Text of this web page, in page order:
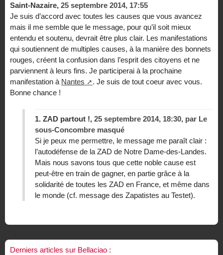
Saint-Nazaire, 25 septembre 2014, 17:55
Je suis d’accord avec toutes les causes que vous avancez
mais il me semble que le message, pour qu’il soit mieux
entendu et soutenu, devrait être plus clair. Les manifestations
qui soutiennent de multiples causes, à la manière des bonnets
rouges, créent la confusion dans l’esprit des citoyens et ne
parviennent à leurs fins. Je participerai à la prochaine
manifestation à Nantes
. Je suis de tout coeur avec vous.
Bonne chance !
1. ZAD partout !, 25 septembre 2014, 18:30, par Le
sous-Concombre masqué
Si je peux me permettre, le message me paraît clair :
l’autodéfense de la ZAD de Notre Dame-des-Landes.
Mais nous savons tous que cette noble cause est
peut-être en train de gagner, en partie grâce à la
solidarité de toutes les ZAD en France, et même dans
le monde (cf. message des Zapatistes au Testet).
Derniers articles sur Bellaciao :